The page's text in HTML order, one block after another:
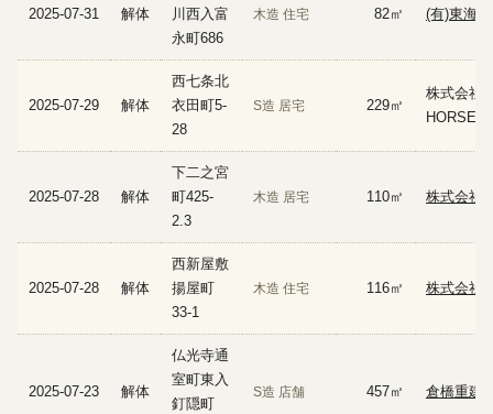
2025-07-31 解体
川西入富
永町686
木造 住宅 82㎡ (有)東海
2025-07-29 解体
西七条北
衣田町5-
28
S造 居宅 229㎡
株式会社
HORSE
2025-07-28 解体
下二之宮
町425-
2.3
木造 居宅 110㎡ 株式会社
2025-07-28 解体
西新屋敷
揚屋町
33-1
木造 住宅 116㎡ 株式会社
2025-07-23 解体
仏光寺通
室町東入
釘隠町
S造 店舗 457㎡ 倉橋重建